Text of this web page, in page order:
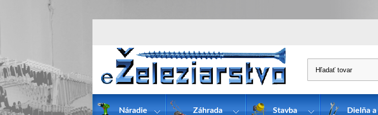
Náradie Záhrada Stavba Dielňa a